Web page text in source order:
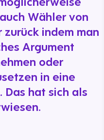
Wähler von
indem man
Argument
oder
in eine
Das hat sich als